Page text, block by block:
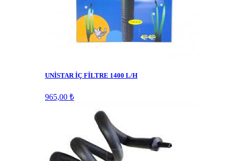
UNİSTAR İÇ FİLTRE 1400 L/H
965,00 ₺